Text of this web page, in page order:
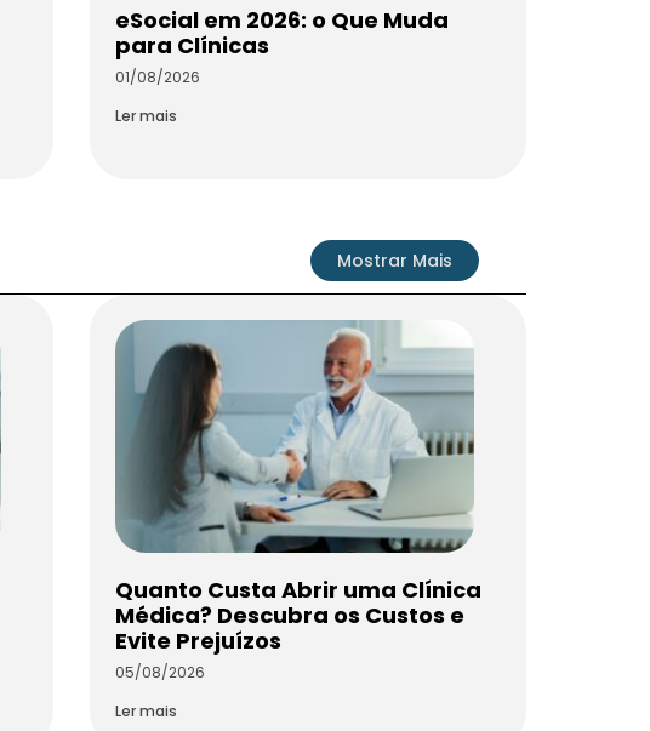
eSocial em 2026: o Que Muda
para Clínicas
01/08/2026
Ler mais
Mostrar Mais
Quanto Custa Abrir uma Clínica
Médica? Descubra os Custos e
Evite Prejuízos
05/08/2026
Ler mais